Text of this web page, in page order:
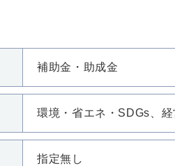
補助金・助成金
環境・省エネ・SDGs、
指定無し